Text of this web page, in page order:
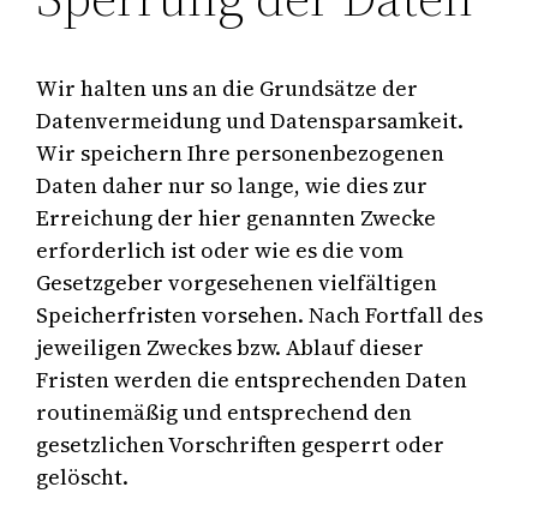
Wir halten uns an die Grundsätze der
Datenvermeidung und Datensparsamkeit.
Wir speichern Ihre personenbezogenen
Daten daher nur so lange, wie dies zur
Erreichung der hier genannten Zwecke
erforderlich ist oder wie es die vom
Gesetzgeber vorgesehenen vielfältigen
Speicherfristen vorsehen. Nach Fortfall des
jeweiligen Zweckes bzw. Ablauf dieser
Fristen werden die entsprechenden Daten
routinemäßig und entsprechend den
gesetzlichen Vorschriften gesperrt oder
gelöscht.